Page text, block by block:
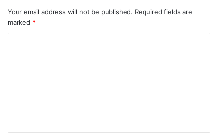
Your email address will not be published. Required fields are
marked *